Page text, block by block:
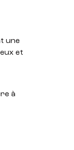
une
et
à